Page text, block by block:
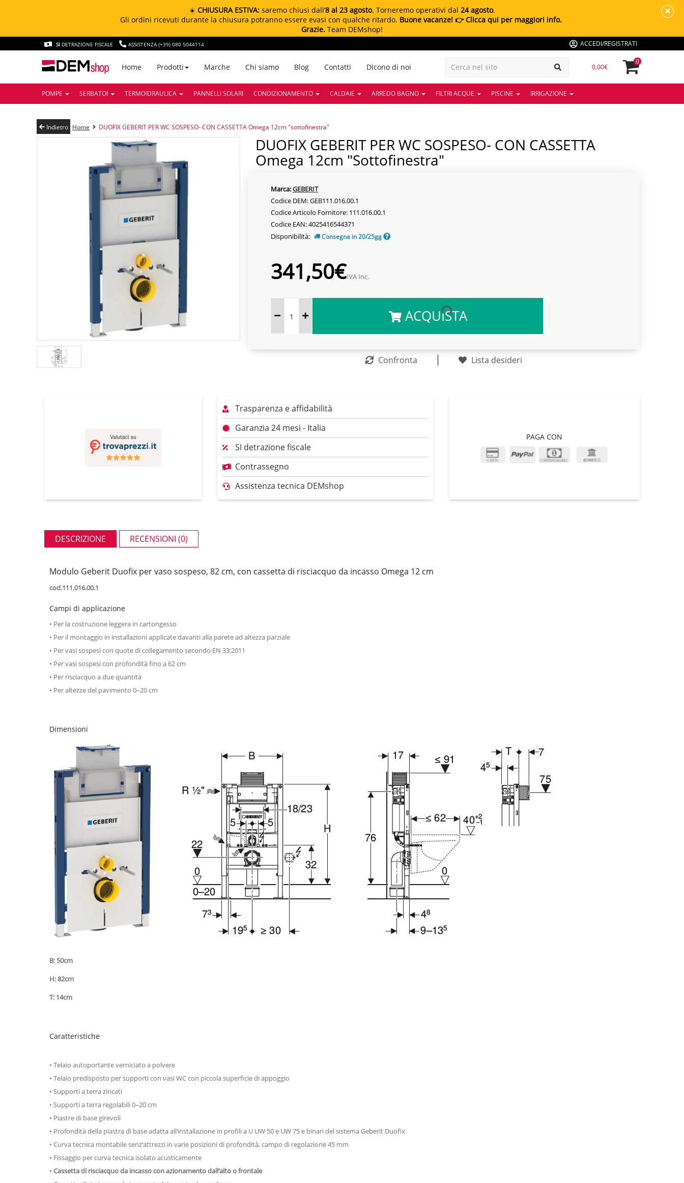
☀️ CHIUSURA ESTIVA: saremo chiusi dall’8 al 23 agosto. Torneremo operativi dal 24 agosto.
Gli ordini ricevuti durante la chiusura potranno essere evasi con qualche ritardo. Buone vacanze! 👉 Clicca qui per maggiori info.
Grazie. Team DEMshop!
SI DETRAZIONE FISCALE ASSISTENZA (+39) 080 5044114 ACCEDI/REGISTRATI
Home Prodotti Marche Chi siamo Blog Contatti Dicono di noi 0,00€
0
POMPE SERBATOI TERMOIDRAULICA PANNELLI SOLARI CONDIZIONAMENTO CALDAIE ARREDO BAGNO FILTRI ACQUE PISCINE IRRIGAZIONE
Indietro Home DUOFIX GEBERIT PER WC SOSPESO- CON CASSETTA Omega 12cm "sottofinestra"
DUOFIX GEBERIT PER WC SOSPESO- CON CASSETTA
Omega 12cm "sottofinestra"
Marca:GEBERIT
Codice DEM: GEB111.016.00.1
Codice Articolo Fornitore: 111.016.00.1
Codice EAN: 4025416544371
Disponibilità:
Consegna in 20/25gg
341,50€IVA Inc.
ACQUISTA
Confronta Lista desideri
Trasparenza e affidabilità
Garanzia 24 mesi - Italia
SI detrazione fiscale
Contrassegno
Assistenza tecnica DEMshop
PAGA CON
DESCRIZIONE RECENSIONI (0)
Modulo Geberit Duofix per vaso sospeso, 82 cm, con cassetta di risciacquo da incasso Omega 12 cm
cod.111.016.00.1
Campi di applicazione
• Per la costruzione leggera in cartongesso
• Per il montaggio in installazioni applicate davanti alla parete ad altezza parziale
• Per vasi sospesi con quote di collegamento secondo EN 33:2011
• Per vasi sospesi con profondità fino a 62 cm
• Per risciacquo a due quantità
• Per altezze del pavimento 0–20 cm
Dimensioni
B: 50cm
H: 82cm
T: 14cm
Caratteristiche
• Telaio autoportante verniciato a polvere
• Telaio predisposto per supporti con vasi WC con piccola superficie di appoggio
• Supporti a terra zincati
• Supporti a terra regolabili 0–20 cm
• Piastre di base girevoli
• Profondità della piastra di base adatta all‘installazione in profili a U UW 50 e UW 75 e binari del sistema Geberit Duofix
• Curva tecnica montabile senz‘attrezzi in varie posizioni di profondità, campo di regolazione 45 mm
• Fissaggio per curva tecnica isolato acusticamente
• Cassetta di risciacquo da incasso con azionamento dall‘alto o frontale